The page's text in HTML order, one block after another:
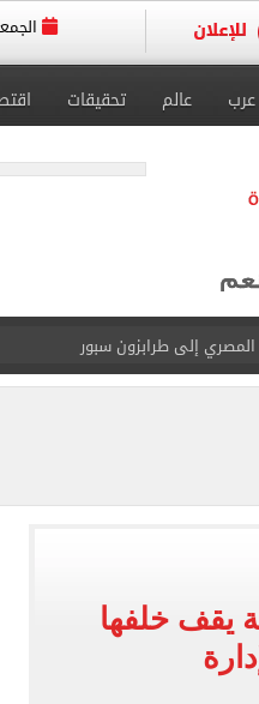
الجمعة، 07
عرب عالم تحقيقات
إلى طرابزون سبور
لن يقل عن 89%
تنتظر نجم الفراعنة
الجامعات 2026
رغم رفض النادي بيعه
يقف خلفها